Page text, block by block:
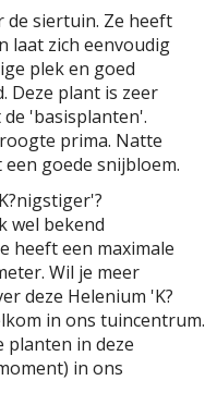
de siertuin. Ze heeft
laat zich eenvoudig
plek en goed
Deze plant is zeer
'basisplanten'.
prima. Natte
goede snijbloem.
wel bekend
heeft een maximale
Wil je meer
deze Helenium 'K?
in ons tuincentrum.
planten in deze
in ons